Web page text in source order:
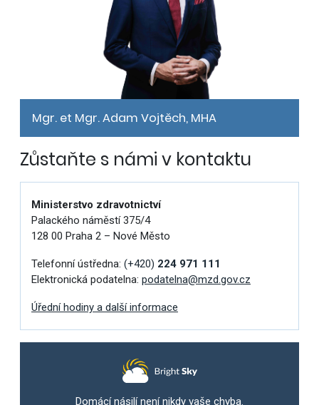
Mgr. et Mgr. Adam Vojtěch, MHA
Zůstaňte s námi v kontaktu
Ministerstvo zdravotnictví
Palackého náměstí 375/4
128 00 Praha 2 – Nové Město
Telefonní ústředna: (+420) 224 971 111
Elektronická podatelna: podatelna@mzd.gov.cz
Úřední hodiny a další informace
Domácí násilí není nikdy vaše chyba.